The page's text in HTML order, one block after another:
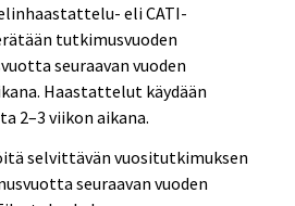
eli CATI-
tutkimusvuoden
seuraavan vuoden
Haastattelut käydään
2–3 viikon aikana.
selvittävän vuositutkimuksen
seuraavan vuoden